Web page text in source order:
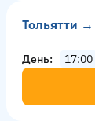
Тольятти
День
17:00